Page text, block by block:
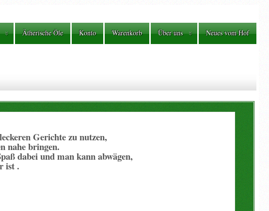
Ätherische Öle Konto Warenkorb Über uns Neues vom Hof
Gerichte zu nutzen,
nahe bringen.
dabei und man kann abwägen,
ist .